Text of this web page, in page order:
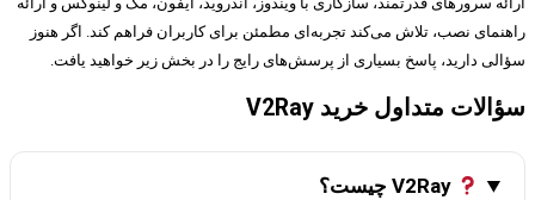
راهنمای نصب، تلاش می‌کند تجربه‌ای مطمئن برای کاربران فراهم کند. اگر هنوز
سؤالی دارید، پاسخ بسیاری از پرسش‌های رایج را در بخش زیر خواهید یافت.
سؤالات متداول خرید V2Ray
V2Ray چیست؟